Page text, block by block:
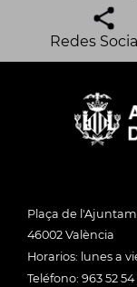
Redes
Plaça de
46002 València
Horarios: lunes a
Teléfono: 963 52 54